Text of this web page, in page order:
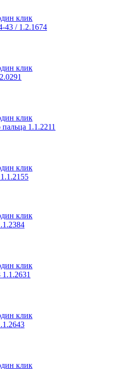
клик
43 / 1.2.1674
клик
клик
1.1.2211
клик
клик
клик
клик
клик